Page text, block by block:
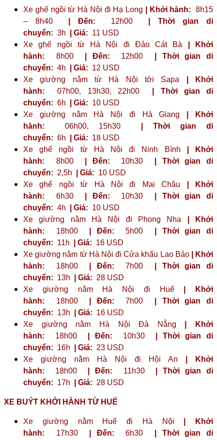
Xe ghế ngồi từ Hà Nội đi Hạ Long | Khởi hành: 8h15
– 8h40
| Đến: 12h00
| Thời gian di
chuyển: 3h | Giá: 11 USD
Xe ghế ngồi từ Hà Nội đi Đảo Cát Bà
| Khởi
hành: 8h00 | Đến: 12h00
| Thời gian di
chuyển: 4h | Giá: 12 USD
Xe giường nằm từ Hà Nội tới Sapa
| Khởi
hành: 07h00, 13h30, 22h00
| Thời gian di
chuyển: 6h | Giá: 10 USD
Xe giường nằm Hà Nội đi Hà Giang
| Khởi
hành: 06h00, 15h30
| Thời gian di
chuyển: 6h | Giá: 18 USD
Xe ghế ngồi từ Hà Nội đi Ninh Bình
| Khởi
hành: 8h00 | Đến: 10h30
| Thời gian di
chuyển: 2,5h | Giá: 10 USD
Xe ghế ngồi từ Hà Nội đi Mai Châu
| Khởi
hành: 6h30 | Đến: 10h30
| Thời gian di
chuyển: 4h | Giá: 10 USD
Xe giường nằm Hà Nội đi Phong Nha
| Khởi
hành: 18h00 | Đến: 5h00
| Thời gian di
chuyển: 11h | Giá: 16 USD
Xe giường nằm từ Hà Nội đi Cửa khẩu Lao Bảo
| Khởi
hành: 18h00 | Đến: 7h00
| Thời gian di
chuyển: 13h | Giá: 28 USD
Xe giường nằm Hà Nội đi Huế
| Khởi
hành: 18h00 | Đến: 7h00
| Thời gian di
chuyển: 13h | Giá: 16 USD
Xe giường nằm Hà Nội Đà Nẵng
| Khởi
hành: 18h00 | Đến: 10h30
| Thời gian di
chuyển: 16h | Giá: 23 ​​USD
Xe giường nằm Hà Nội đi Hội An
| Khởi
hành: 18h00 | Đến: 11h30
| Thời gian di
chuyển: 17h | Giá: 28 USD
XE BUÝT KHỞI HÀNH TỪ HUẾ
Xe giường nằm Huế đi Hà Nội
| Khởi
hành: 17h30 | Đến: 6h30
| Thời gian di